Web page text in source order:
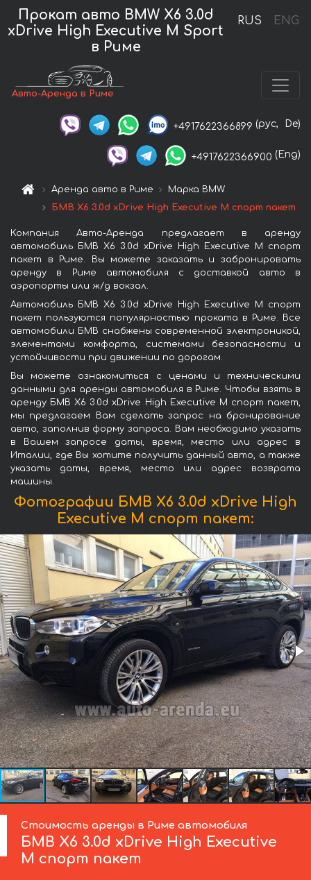
RUS ENG
Прокат авто BMW X6 3.0d
xDrive High Executive M Sport
в Риме
Авто-Аренда в Риме
+4917622366899 (рус, De)
+4917622366900 (Eng)
Аренда авто в Риме
Марка BMW
БМВ X6 3.0d xDrive High Executive M спорт пакет
Компания Авто-Аренда предлагает в аренду
автомобиль БМВ X6 3.0d xDrive High Executive M спорт
пакет в Риме. Вы можете заказать и забронировать
аренду в Риме автомобиля с доставкой авто в
аэропорты или ж/д вокзал.
Автомобиль БМВ X6 3.0d xDrive High Executive M спорт
пакет пользуются популярностью проката в Риме. Все
автомобили БМВ снабжены современной электроникой,
элементами комфорта, системами безопасности и
устойчивости при движении по дорогам.
Вы можете ознакомиться с ценами и техническими
данными для аренды автомобиля в Риме. Чтобы взять в
аренду БМВ X6 3.0d xDrive High Executive M спорт пакет,
мы предлагаем Вам сделать запрос на бронирование
авто, заполнив форму запроса. Вам необходимо указать
в Вашем запросе даты, время, место или адрес в
Италии, где Вы хотите получить данный авто, а также
указать даты, время, место или адрес возврата
машины.
Фотографии БМВ X6 3.0d xDrive High
Executive M спорт пакет:
Стоимость аренды в Риме автомобиля
БМВ X6 3.0d xDrive High Executive
M спорт пакет